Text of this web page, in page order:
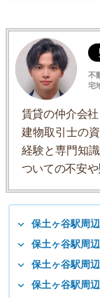
不
宅
賃貸の仲介会
建物取引士の
経験と専門知
ついての不安や
保土ヶ谷駅周
保土ヶ谷駅周
保土ヶ谷駅周
保土ヶ谷駅周